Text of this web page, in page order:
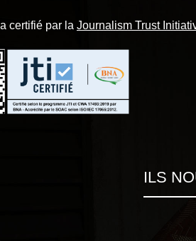
certifié par la Journalism Trust
ILS